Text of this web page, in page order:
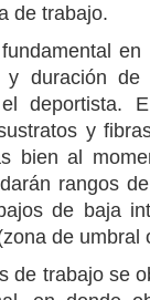
de trabajo.
y duración
el deportista.
y
bien al
rangos
de baja
de umbral
de trabajo se